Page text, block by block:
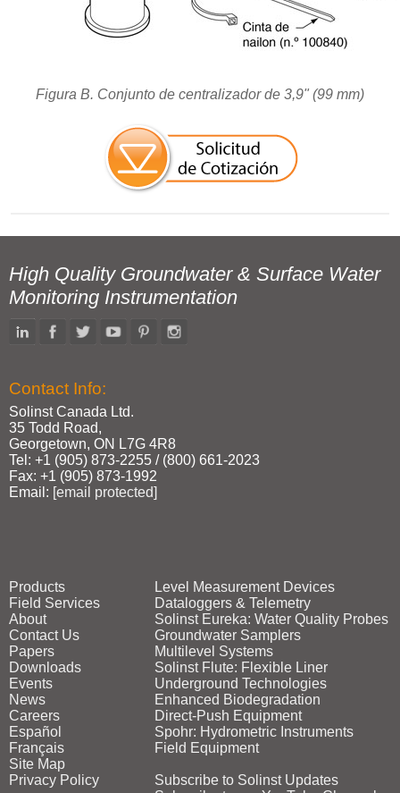
Figura B. Conjunto de centralizador de 3,9" (99 mm)
High Quality Groundwater & Surface Water
Monitoring Instrumentation
Contact Info:
Solinst Canada Ltd.
35 Todd Road,
Georgetown, ON L7G 4R8
Tel: +1 (905) 873‑2255 / (800) 661‑2023
Fax: +1 (905) 873‑1992
Email: [email protected]
Products
Field Services
About
Contact Us
Papers
Downloads
Events
News
Careers
Español
Français
Site Map
Privacy Policy
Level Measurement Devices
Dataloggers & Telemetry
Solinst Eureka: Water Quality Probes
Groundwater Samplers
Multilevel Systems
Solinst Flute: Flexible Liner
Underground Technologies
Enhanced Biodegradation
Direct‑Push Equipment
Spohr: Hydrometric Instruments
Field Equipment
Subscribe to Solinst Updates